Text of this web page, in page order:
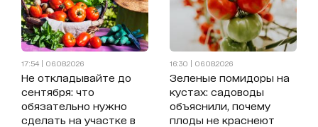
17:54 | 06.08.2026
Не откладывайте до
сентября: что
обязательно нужно
сделать на участке в
16:30 | 06.08.2026
Зеленые помидоры на
кустах: садоводы
объяснили, почему
плоды не краснеют